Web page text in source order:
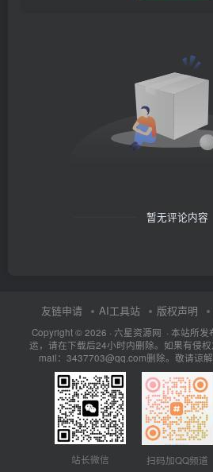
暂无评论内容
友链申请 AI工具站 版权声明
Copyright © 2026 · 六星资源网 · 本站所
运，请在下载后24小时内删除。如果有侵
mail：3437703@qq.com删除。敬请谅
站长微信 扫码加QQ频道